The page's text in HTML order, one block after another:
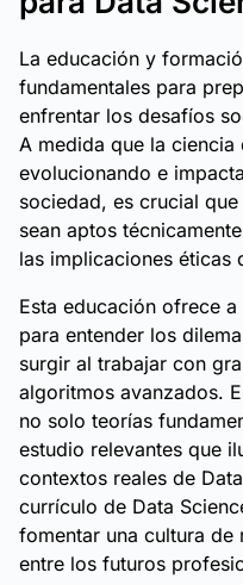
La educación y
fundamentales para
enfrentar los desafíos
A medida que la ciencia
evolucionando e
sociedad, es crucial
sean aptos
las implicaciones éticas
Esta educación ofrece
para entender los
surgir al trabajar con
algoritmos avanzados.
no solo teorías
estudio relevantes que
contextos reales de
currículo de Data
fomentar una cultura
entre los futuros